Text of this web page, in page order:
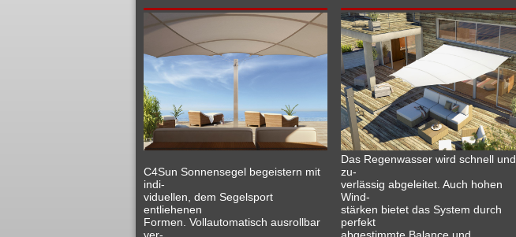
C4Sun Sonnensegel begeistern mit
indi-
viduellen, dem Segelsport
entliehenen
Formen. Vollautomatisch ausrollbar
Das Regenwasser wird schnell und
zu-
verlässig abgeleitet. Auch hohen
Wind-
stärken bietet das System durch
perfekt